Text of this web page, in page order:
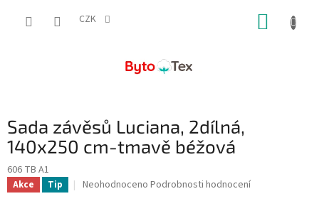
CZK
Sada závěsů Luciana, 2dílná,
140x250 cm-tmavě béžová
606 TB A1
Akce Tip
Průměrné
Neohodnoceno Podrobnosti hodnocení